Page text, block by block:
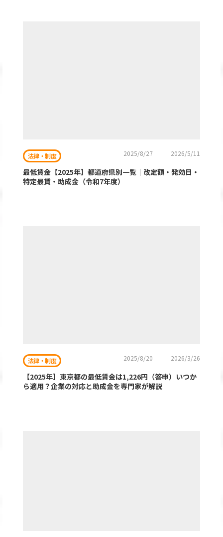
法律・制度 2025/8/27 2026/5/11
最低賃金【2025年】都道府県別一覧｜改定額・発効日・
特定最賃・助成金（令和7年度）
法律・制度 2025/8/20 2026/3/26
【2025年】東京都の最低賃金は1,226円（答申）いつか
ら適用？企業の対応と助成金を専門家が解説